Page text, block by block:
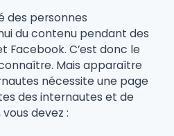
des personnes
du contenu pendant des
Facebook. C’est donc le
Mais apparaître
nécessite une page
des internautes et de
devez :